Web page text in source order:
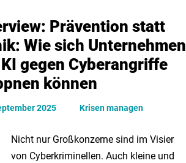
Prävention statt
Wie sich Unternehmen
gegen Cyberangriffe
können
2025 Krisen managen
Nicht nur Großkonzerne sind im Visier
von Cyberkriminellen. Auch kleine und